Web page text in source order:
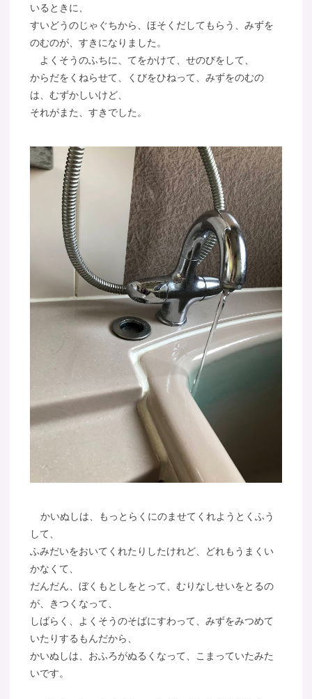
いるときに、
すいどうのじゃぐちから、ほそくだしてもらう、みずを
のむのが、すきになりました。
よくそうのふちに、てをかけて、せのびをして、
からだをくねらせて、くびをひねって、みずをのむの
は、むずかしいけど、
それがまた、すきでした。
かいぬしは、もっとらくにのませてくれようとくふう
して、
ふみだいをおいてくれたりしたけれど、どれもうまくい
かなくて、
だんだん、ぼくもとしをとって、むりなしせいをとるの
が、きつくなって、
しばらく、よくそうのそばにすわって、みずをみつめて
いたりするもんだから、
かいぬしは、おふろがぬるくなって、こまっていたみた
いです。